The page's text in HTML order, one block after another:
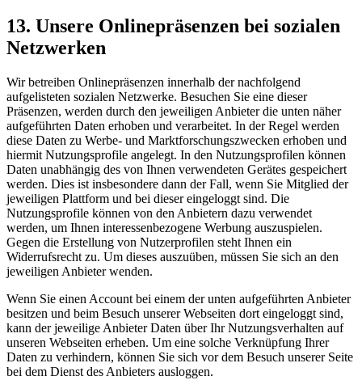
13. Unsere Onlinepräsenzen bei sozialen
Netzwerken
Wir betreiben Onlinepräsenzen innerhalb der nachfolgend
aufgelisteten sozialen Netzwerke. Besuchen Sie eine dieser
Präsenzen, werden durch den jeweiligen Anbieter die unten näher
aufgeführten Daten erhoben und verarbeitet. In der Regel werden
diese Daten zu Werbe- und Marktforschungszwecken erhoben und
hiermit Nutzungsprofile angelegt. In den Nutzungsprofilen können
Daten unabhängig des von Ihnen verwendeten Gerätes gespeichert
werden. Dies ist insbesondere dann der Fall, wenn Sie Mitglied der
jeweiligen Plattform und bei dieser eingeloggt sind. Die
Nutzungsprofile können von den Anbietern dazu verwendet
werden, um Ihnen interessenbezogene Werbung auszuspielen.
Gegen die Erstellung von Nutzerprofilen steht Ihnen ein
Widerrufsrecht zu. Um dieses auszuüben, müssen Sie sich an den
jeweiligen Anbieter wenden.
Wenn Sie einen Account bei einem der unten aufgeführten Anbieter
besitzen und beim Besuch unserer Webseiten dort eingeloggt sind,
kann der jeweilige Anbieter Daten über Ihr Nutzungsverhalten auf
unseren Webseiten erheben. Um eine solche Verknüpfung Ihrer
Daten zu verhindern, können Sie sich vor dem Besuch unserer Seite
bei dem Dienst des Anbieters ausloggen.